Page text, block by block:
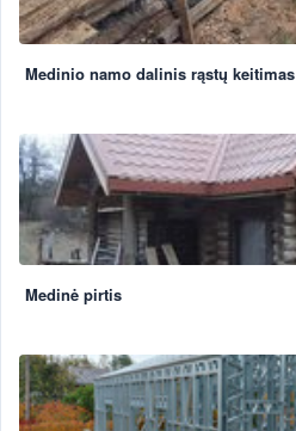
Medinio namo dalinis rąstų keitimas
Medinė pirtis